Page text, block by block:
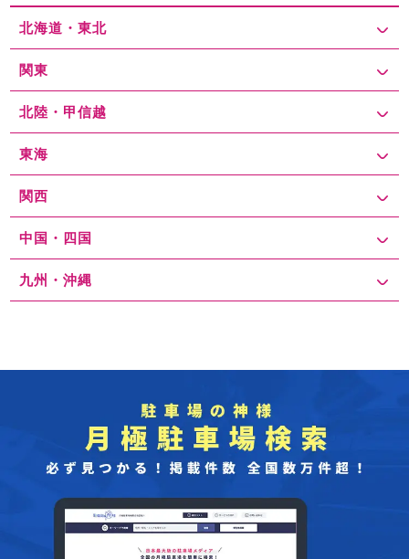
北海道・東北
関東
北陸・甲信越
東海
関西
中国・四国
九州・沖縄